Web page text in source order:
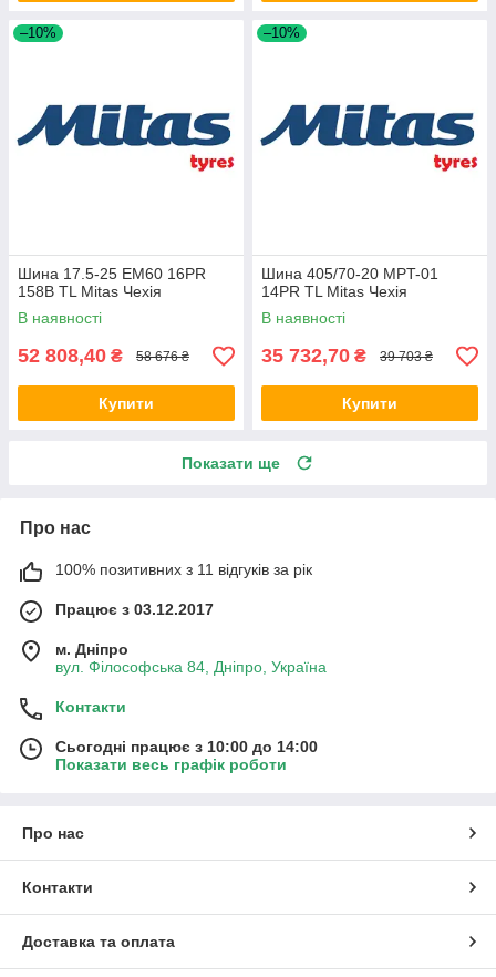
–10%
Шина 17.5-25 EM60 16PR
158B TL Mitas Чехія
В наявності
52 808,40 ₴ 58 676 ₴
Купити
–10%
Шина 405/70-20 MPT-01
14PR TL Mitas Чехія
В наявності
35 732,70 ₴ 39 703 ₴
Купити
Показати ще
Про нас
100% позитивних з 11 відгуків за рік
Працює з 03.12.2017
м. Дніпро
вул. Філософська 84, Дніпро, Україна
Контакти
Сьогодні працює з 10:00 до 14:00
Показати весь графік роботи
Про нас
Контакти
Доставка та оплата